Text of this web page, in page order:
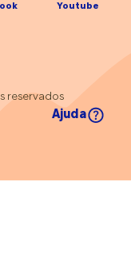
Youtube
reservados
Ajuda